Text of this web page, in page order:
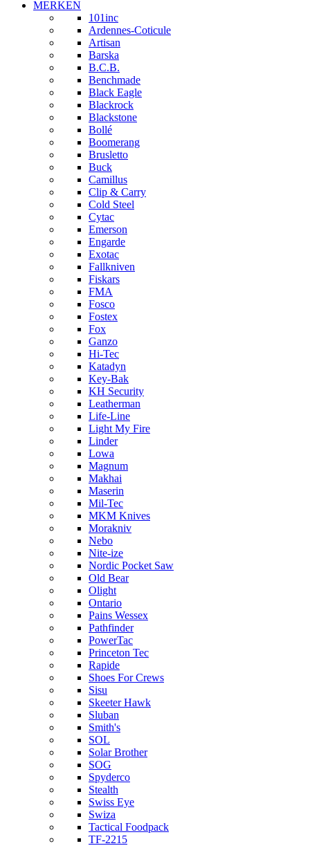
MERKEN
101inc
Ardennes-Coticule
Artisan
Barska
B.C.B.
Benchmade
Black Eagle
Blackrock
Blackstone
Bollé
Boomerang
Brusletto
Buck
Camillus
Clip & Carry
Cold Steel
Cytac
Emerson
Engarde
Exotac
Fallkniven
Fiskars
FMA
Fosco
Fostex
Fox
Ganzo
Hi-Tec
Katadyn
Key-Bak
KH Security
Leatherman
Life-Line
Light My Fire
Linder
Lowa
Magnum
Makhai
Maserin
Mil-Tec
MKM Knives
Morakniv
Nebo
Nite-ize
Nordic Pocket Saw
Old Bear
Olight
Ontario
Pains Wessex
Pathfinder
PowerTac
Princeton Tec
Rapide
Shoes For Crews
Sisu
Skeeter Hawk
Sluban
Smith's
SOL
Solar Brother
SOG
Spyderco
Stealth
Swiss Eye
Swiza
Tactical Foodpack
TF-2215